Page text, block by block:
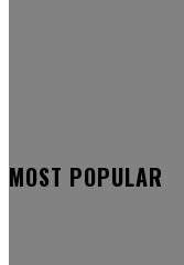
MOST POPULAR